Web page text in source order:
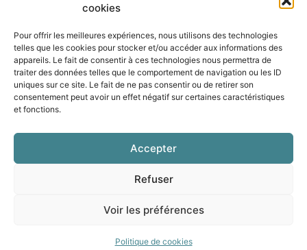
cookies
Pour offrir les meilleures expériences, nous utilisons des technologies
telles que les cookies pour stocker et/ou accéder aux informations des
appareils. Le fait de consentir à ces technologies nous permettra de
traiter des données telles que le comportement de navigation ou les ID
uniques sur ce site. Le fait de ne pas consentir ou de retirer son
consentement peut avoir un effet négatif sur certaines caractéristiques
et fonctions.
Accepter
Refuser
Voir les préférences
Politique de cookies